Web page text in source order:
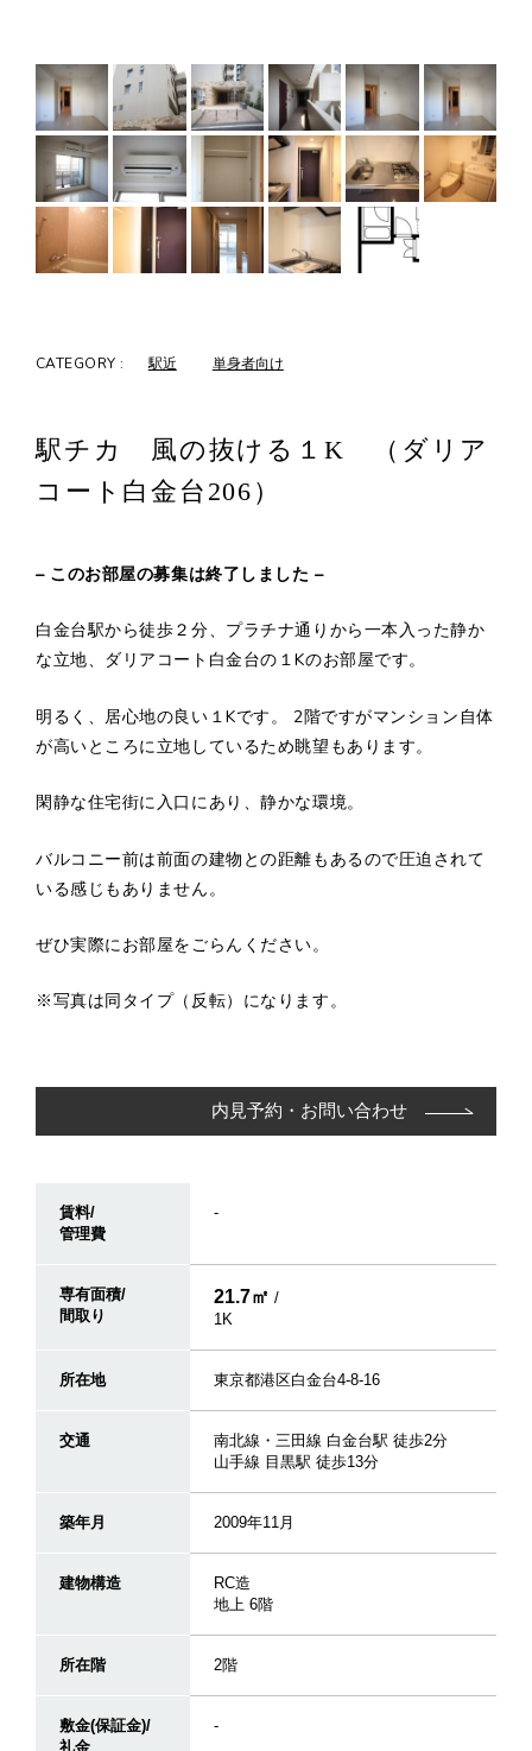
CATEGORY : 駅近 単身者向け
駅チカ 風の抜ける１K （ダリア
コート白金台206）
– このお部屋の募集は終了しました –
白金台駅から徒歩２分、プラチナ通りから一本入った静か
な立地、ダリアコート白金台の１Kのお部屋です。
明るく、居心地の良い１Kです。 2階ですがマンション自体
が高いところに立地しているため眺望もあります。
閑静な住宅街に入口にあり、静かな環境。
バルコニー前は前面の建物との距離もあるので圧迫されて
いる感じもありません。
ぜひ実際にお部屋をごらんください。
※写真は同タイプ（反転）になります。
内見予約・お問い合わせ
賃料/
管理費
-
専有面積/
間取り
21.7㎡ /
1K
所在地 東京都港区白金台4-8-16
交通
南北線・三田線 白金台駅 徒歩2分
山手線 目黒駅 徒歩13分
築年月 2009年11月
建物構造
RC造
地上 6階
所在階 2階
敷金(保証金)/
礼金
-